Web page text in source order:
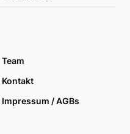
Team
Kontakt
Impressum / AGBs